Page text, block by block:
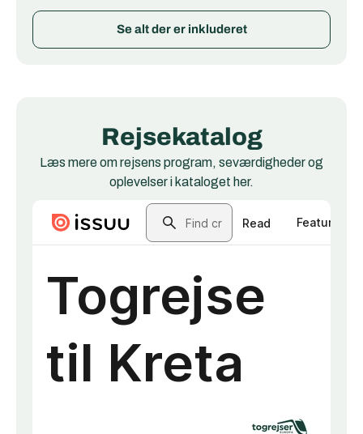
Se alt der er inkluderet
Rejsekatalog
Læs mere om rejsens program, seværdigheder og
oplevelser i kataloget her.